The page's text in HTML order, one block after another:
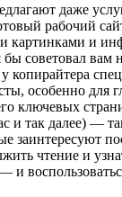
даже
рабочий
картинками и
советовал вам
у копирайтера
особенно для
ключевых
и так далее) —
заинтересуют
чтение и